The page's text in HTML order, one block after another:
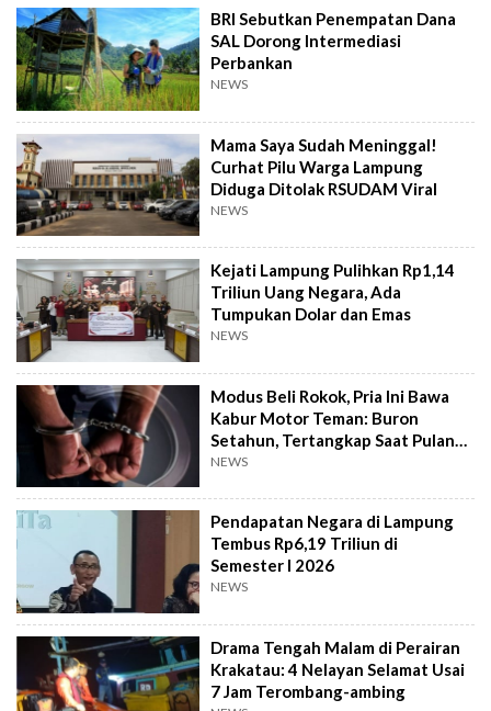
BRI Sebutkan Penempatan Dana
SAL Dorong Intermediasi
Perbankan
NEWS
Mama Saya Sudah Meninggal!
Curhat Pilu Warga Lampung
Diduga Ditolak RSUDAM Viral
NEWS
Kejati Lampung Pulihkan Rp1,14
Triliun Uang Negara, Ada
Tumpukan Dolar dan Emas
NEWS
Modus Beli Rokok, Pria Ini Bawa
Kabur Motor Teman: Buron
Setahun, Tertangkap Saat Pulang
Kampung
NEWS
Pendapatan Negara di Lampung
Tembus Rp6,19 Triliun di
Semester I 2026
NEWS
Drama Tengah Malam di Perairan
Krakatau: 4 Nelayan Selamat Usai
7 Jam Terombang-ambing